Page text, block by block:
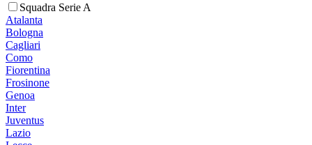
Squadra Serie A
Atalanta
Bologna
Cagliari
Como
Fiorentina
Frosinone
Genoa
Inter
Juventus
Lazio